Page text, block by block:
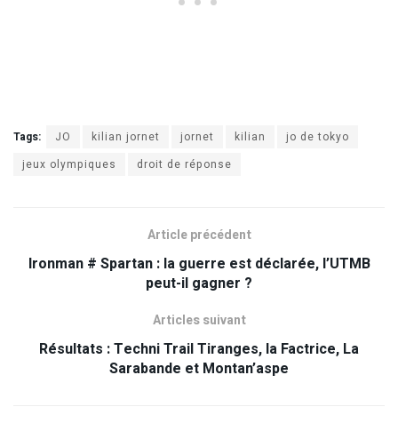
Tags: JO kilian jornet jornet kilian
jo de tokyo
jeux olympiques
droit de réponse
Article précédent
Ironman # Spartan : la guerre est déclarée, l’UTMB
peut-il gagner ?
Articles suivant
Résultats : Techni Trail Tiranges, la Factrice, La
Sarabande et Montan’aspe